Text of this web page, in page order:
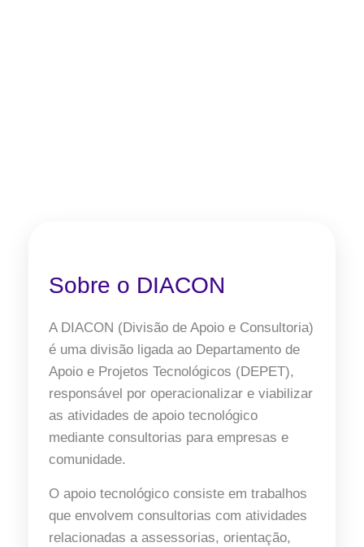
Sobre o DIACON
A DIACON (Divisão de Apoio e Consultoria)
é uma divisão ligada ao Departamento de
Apoio e Projetos Tecnológicos (DEPET),
responsável por operacionalizar e viabilizar
as atividades de apoio tecnológico
mediante consultorias para empresas e
comunidade.
O apoio tecnológico consiste em trabalhos
que envolvem consultorias com atividades
relacionadas a assessorias, orientação,